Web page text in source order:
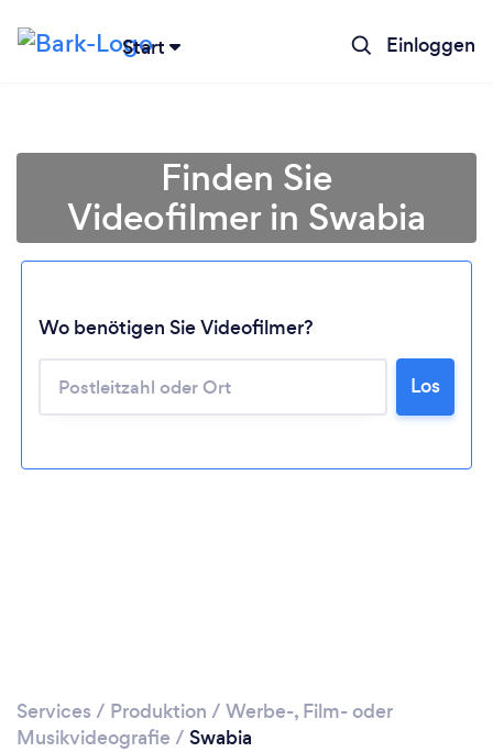
Start Einloggen
Lädt ...
Finden Sie
Videofilmer in Swabia
Wo benötigen Sie Videofilmer?
Los
Services / Produktion / Werbe-, Film- oder
Musikvideografie / Swabia